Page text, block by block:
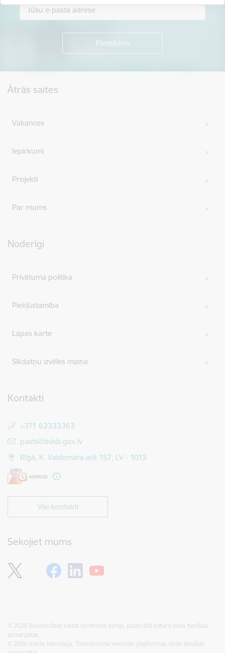
Ātrās saites
Vakances
Iepirkumi
Projekti
Par mums
Noderīgi
Privātuma politika
Piekļūstamība
Lapas karte
Sīkdatņu izvēles maiņa
Kontakti
+371 62333363
E-pasts:
pasts@bvkb.gov.lv
Rīgā, K. Valdemāra ielā 157, LV - 1013
Visi kontakti
Sekojiet mums
© 2026 Būvniecības valsts kontroles birojs, publicētā satura visas tiesības
aizsargātas.
© 2020 Valsts kanceleja, Tīmekļvietņu vienotās platformas visas tiesības